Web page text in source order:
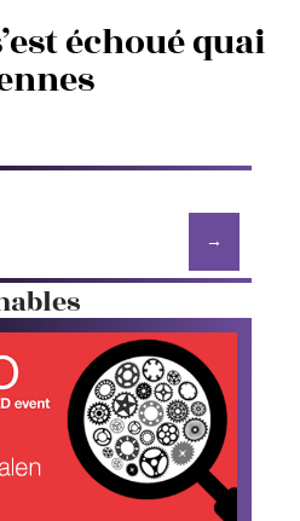
échoué quai